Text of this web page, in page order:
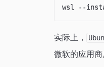
实际上，
微软的应用